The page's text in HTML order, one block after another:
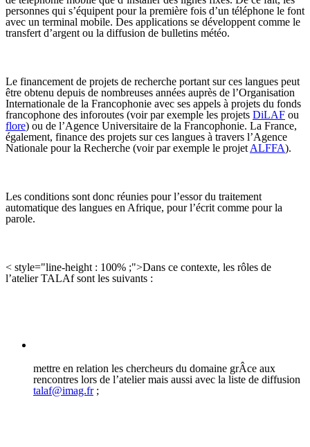
personnes qui s’équipent pour la première fois d’un téléphone le font
avec un terminal mobile. Des applications se développent comme le
transfert d’argent ou la diffusion de bulletins météo.
Le financement de projets de recherche portant sur ces langues peut
être obtenu depuis de nombreuses années auprès de l’Organisation
Internationale de la Francophonie avec ses appels à projets du fonds
francophone des inforoutes (voir par exemple les projets DiLAF ou
flore) ou de l’Agence Universitaire de la Francophonie. La France,
également, finance des projets sur ces langues à travers l’Agence
Nationale pour la Recherche (voir par exemple le projet ALFFA).
Les conditions sont donc réunies pour l’essor du traitement
automatique des langues en Afrique, pour l’écrit comme pour la
parole.
< style="line-height : 100% ;">Dans ce contexte, les rôles de
l’atelier TALAf sont les suivants :
mettre en relation les chercheurs du domaine grÂce aux
rencontres lors de l’atelier mais aussi avec la liste de diffusion
talaf@imag.fr;